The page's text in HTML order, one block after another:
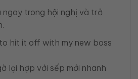
ngay trong hội nghị và trở
hit it off with my new boss
lại hợp với sếp mới nhanh